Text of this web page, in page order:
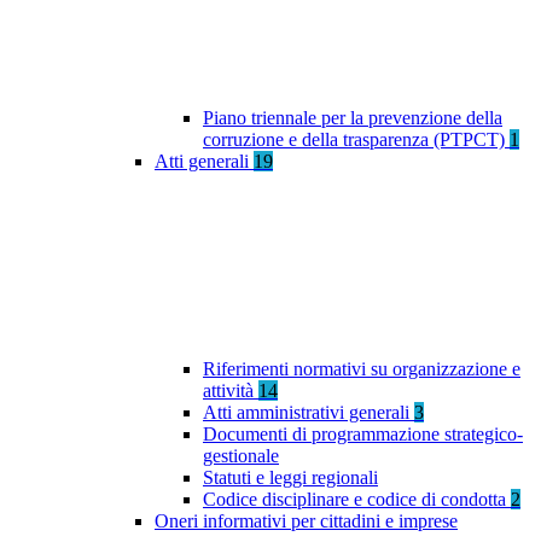
Piano triennale per la prevenzione della
corruzione e della trasparenza (PTPCT) 1
Atti generali 19
Riferimenti normativi su organizzazione e
attività 14
Atti amministrativi generali 3
Documenti di programmazione strategico-
gestionale
Statuti e leggi regionali
Codice disciplinare e codice di condotta 2
Oneri informativi per cittadini e imprese